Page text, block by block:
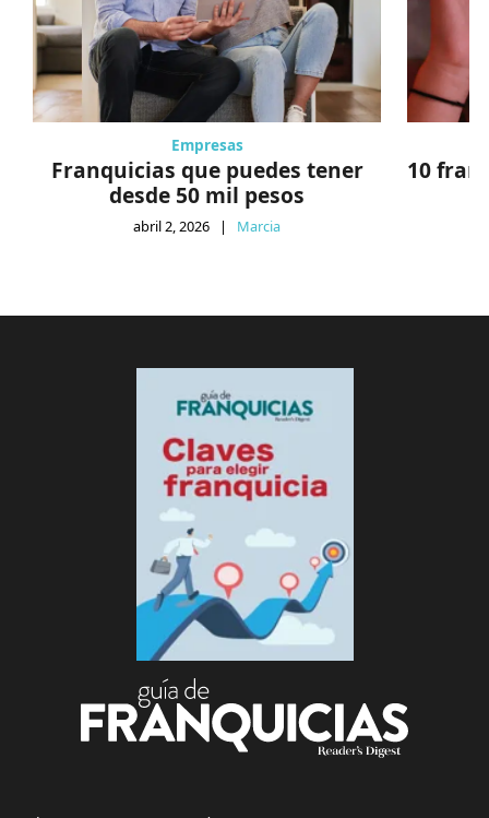
Empresas
Franquicias que puedes tener
desde 50 mil pesos
abril 2, 2026 | Marcia
10